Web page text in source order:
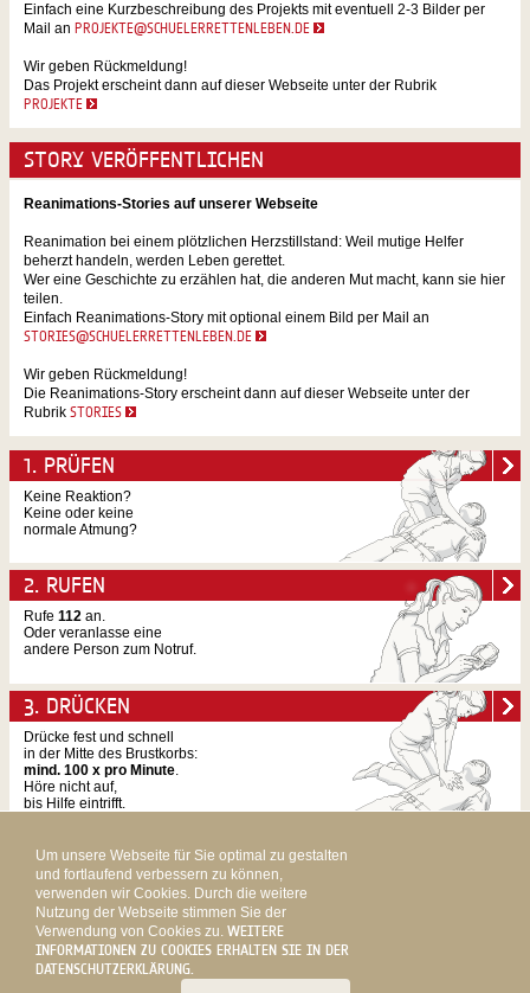
Einfach eine Kurzbeschreibung des Projekts mit eventuell 2-3 Bilder per
Mail an PROJEKTE@SCHUELERRETTENLEBEN.DE
Wir geben Rückmeldung!
Das Projekt erscheint dann auf dieser Webseite unter der Rubrik
PROJEKTE
STORY VERÖFFENTLICHEN
Reanimations-Stories auf unserer Webseite
Reanimation bei einem plötzlichen Herzstillstand: Weil mutige Helfer
beherzt handeln, werden Leben gerettet.
Wer eine Geschichte zu erzählen hat, die anderen Mut macht, kann sie hier
teilen.
Einfach Reanimations-Story mit optional einem Bild per Mail an
STORIES@SCHUELERRETTENLEBEN.DE
Wir geben Rückmeldung!
Die Reanimations-Story erscheint dann auf dieser Webseite unter der
Rubrik STORIES
Keine Reaktion?
Keine oder keine
normale Atmung?
1. PRÜFEN
Rufe 112 an.
Oder veranlasse eine
andere Person zum Notruf.
2. RUFEN
Drücke fest und schnell
in der Mitte des Brustkorbs:
mind. 100 x pro Minute.
Höre nicht auf,
bis Hilfe eintrifft.
3. DRÜCKEN
SKIP TO CONTENT
HOME KONTAKT IMPRESSUM DATENSCHUTZ
EINE INITIATIVE VON:
Berufsverband Deutscher Anästhesistinnen und Anästhesisten e.V.
Um unsere Webseite für Sie optimal zu gestalten
und fortlaufend verbessern zu können,
verwenden wir Cookies. Durch die weitere
Nutzung der Webseite stimmen Sie der
Verwendung von Cookies zu. WEITERE
INFORMATIONEN ZU COOKIES ERHALTEN SIE IN DER
DATENSCHUTZERKLÄRUNG.